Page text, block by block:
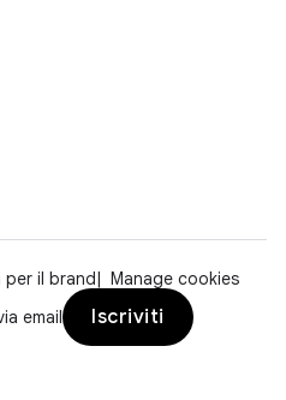
per il brand
Manage cookies
email
Iscriviti